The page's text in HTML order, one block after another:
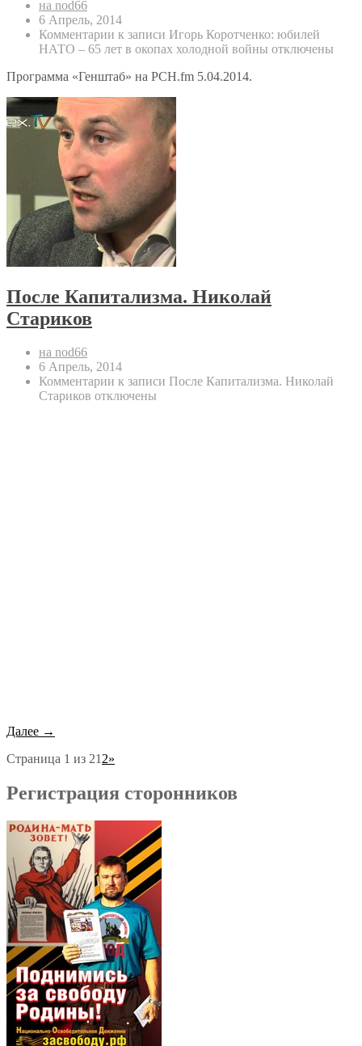
на nod66
6 Апрель, 2014
Комментарии к записи Игорь Коротченко: юбилей
НАТО – 65 лет в окопах холодной войны отключены
Программа «Генштаб» на РСН.fm 5.04.2014.
После Капитализма. Николай
Стариков
на nod66
6 Апрель, 2014
Комментарии к записи После Капитализма. Николай
Стариков отключены
Далее →
Страница 1 из 212»
Регистрация сторонников